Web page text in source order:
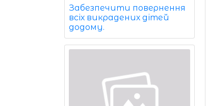
Забезпечити повернення
всіх викрадених дітей
додому.